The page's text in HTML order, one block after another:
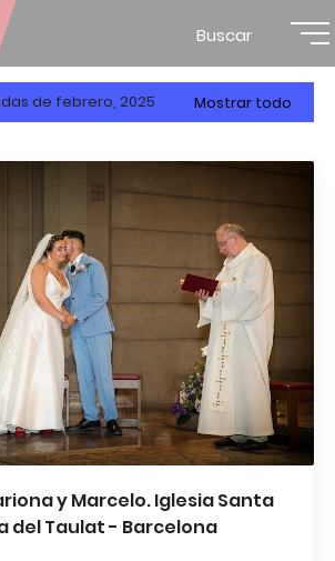
Buscar
de febrero, 2025 Mostrar todo
y Marcelo. Iglesia Santa
del Taulat - Barcelona